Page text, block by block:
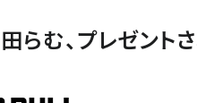
らむ、プレゼント